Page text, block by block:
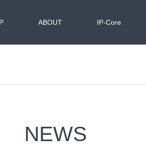
ABOUT IP-Core
NEWS